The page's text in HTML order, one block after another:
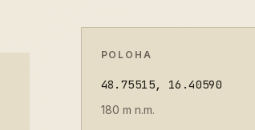
POLOHA
48.75515, 16.40590
180 m n.m.